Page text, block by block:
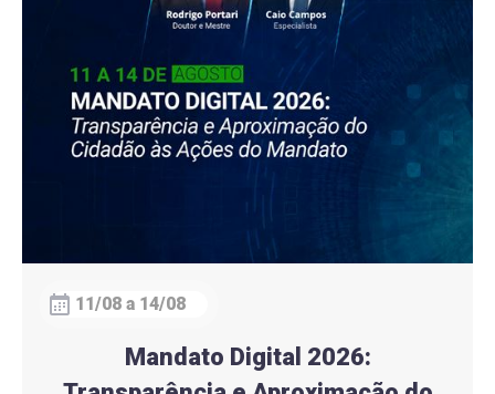
11/08 a 14/08
Mandato Digital 2026: